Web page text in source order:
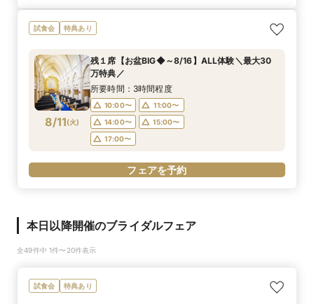
試食会 特典あり
8/11(火)
残１席【お盆BIG◆～8/16】ALL体験＼最大30
万特典／
所要時間：3時間程度
10:00〜
11:00〜
14:00〜
15:00〜
17:00〜
フェアを予約
本日以降開催のブライダルフェア
全49件中 1件〜20件表示
試食会 特典あり